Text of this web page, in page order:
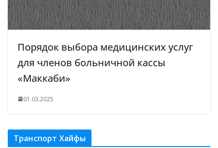
Порядок выбора медицинских услуг
для членов больничной кассы
«Маккаби»
01.03.2025
Транспорт Хайфы